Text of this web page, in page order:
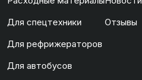
Для спецтехники
Для рефрижераторов
Для автобусов
Отзывы